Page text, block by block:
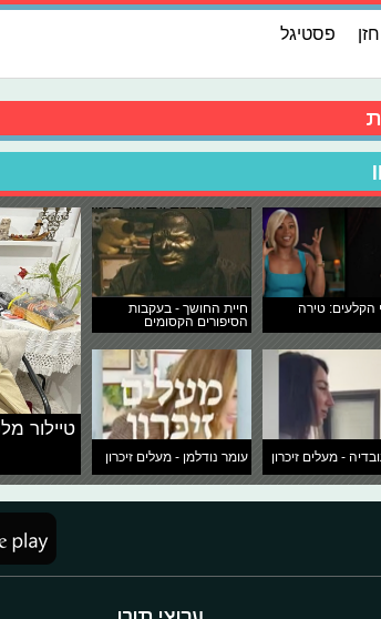
פסטיגל
הקלעים: טירה
חיית החושך - בעקבות
הסיפורים הקסומים
- מעלים זיכרון עומר נודלמן - מעלים זיכרון
טיילור